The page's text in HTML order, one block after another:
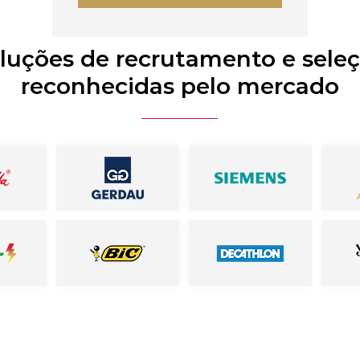
de recrutamento e
reconhecidas pelo mercado